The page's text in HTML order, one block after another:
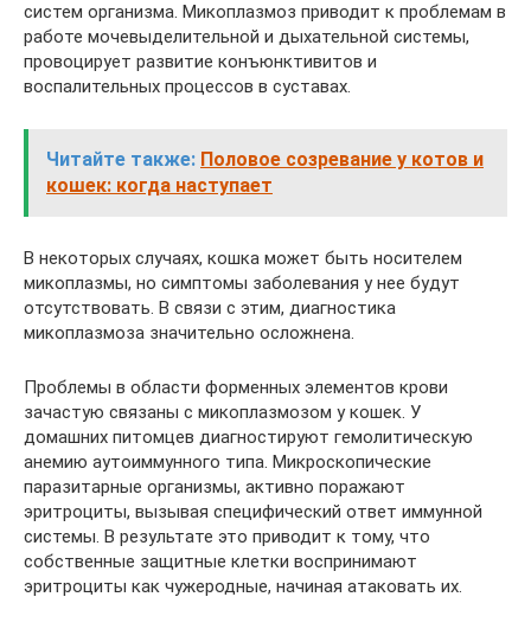
систем организма. Микоплазмоз приводит к проблемам в
работе мочевыделительной и дыхательной системы,
провоцирует развитие конъюнктивитов и
воспалительных процессов в суставах.
Читайте также: Половое созревание у котов и
кошек: когда наступает
В некоторых случаях, кошка может быть носителем
микоплазмы, но симптомы заболевания у нее будут
отсутствовать. В связи с этим, диагностика
микоплазмоза значительно осложнена.
Проблемы в области форменных элементов крови
зачастую связаны с микоплазмозом у кошек. У
домашних питомцев диагностируют гемолитическую
анемию аутоиммунного типа. Микроскопические
паразитарные организмы, активно поражают
эритроциты, вызывая специфический ответ иммунной
системы. В результате это приводит к тому, что
собственные защитные клетки воспринимают
эритроциты как чужеродные, начиная атаковать их.